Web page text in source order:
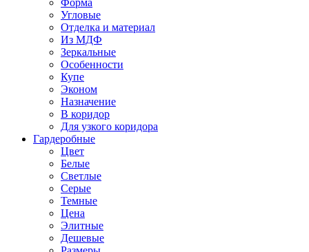
Форма
Угловые
Отделка и материал
Из МДФ
Зеркальные
Особенности
Купе
Эконом
Назначение
В коридор
Для узкого коридора
Гардеробные
Цвет
Белые
Светлые
Серые
Темные
Цена
Элитные
Дешевые